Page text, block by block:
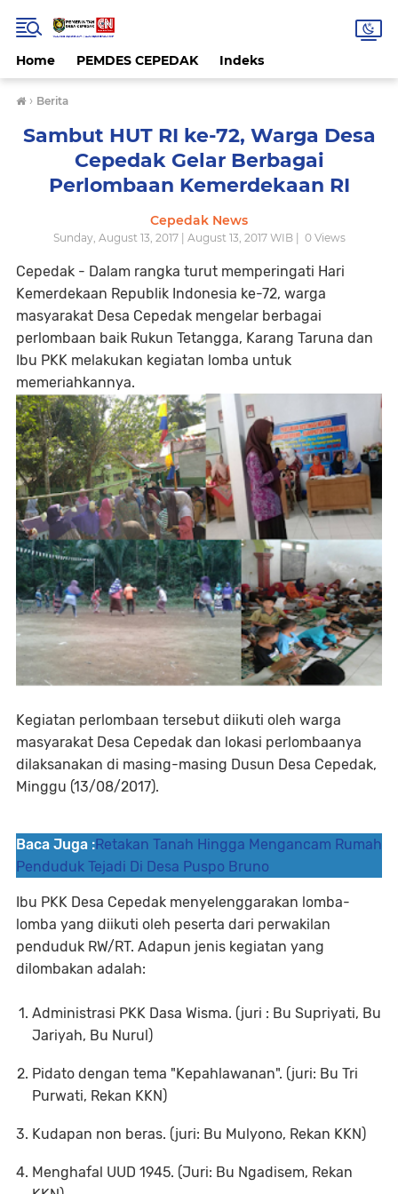
Home PEMDES CEPEDAK Indeks
› Berita
Sambut HUT RI ke-72, Warga Desa
Cepedak Gelar Berbagai
Perlombaan Kemerdekaan RI
Cepedak News
Sunday, August 13, 2017 | August 13, 2017 WIB | 0Views
Cepedak - Dalam rangka turut memperingati Hari
Kemerdekaan Republik Indonesia ke-72, warga
masyarakat Desa Cepedak mengelar berbagai
perlombaan baik Rukun Tetangga, Karang Taruna dan
Ibu PKK melakukan kegiatan lomba untuk
memeriahkannya.
Kegiatan perlombaan tersebut diikuti oleh warga
masyarakat Desa Cepedak dan lokasi perlombaanya
dilaksanakan di masing-masing Dusun Desa Cepedak,
Minggu (13/08/2017).
Baca Juga :Retakan Tanah Hingga Mengancam Rumah
Penduduk Tejadi Di Desa Puspo Bruno
Ibu PKK Desa Cepedak menyelenggarakan lomba-
lomba yang diikuti oleh peserta dari perwakilan
penduduk RW/RT. Adapun jenis kegiatan yang
dilombakan adalah:
Administrasi PKK Dasa Wisma. (juri : Bu Supriyati, Bu
Jariyah, Bu Nurul)
Pidato dengan tema "Kepahlawanan". (juri: Bu Tri
Purwati, Rekan KKN)
Kudapan non beras. (juri: Bu Mulyono, Rekan KKN)
Menghafal UUD 1945. (Juri: Bu Ngadisem, Rekan